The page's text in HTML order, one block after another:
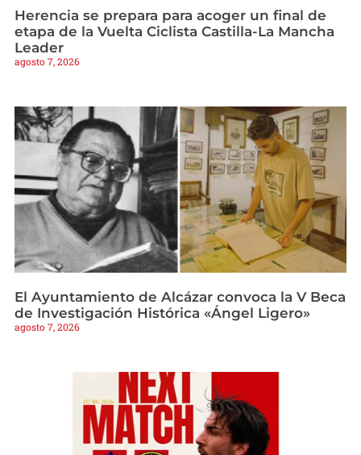
Herencia se prepara para acoger un final de
etapa de la Vuelta Ciclista Castilla-La Mancha
Leader
agosto 7, 2026
El Ayuntamiento de Alcázar convoca la V Beca
de Investigación Histórica «Ángel Ligero»
agosto 7, 2026